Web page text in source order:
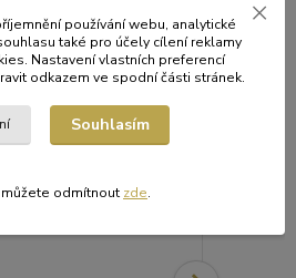
používání webu, analytické
také pro účely cílení reklamy
Nastavení vlastních preferencí
odkazem ve spodní části stránek.
Souhlasím
odmítnout zde.